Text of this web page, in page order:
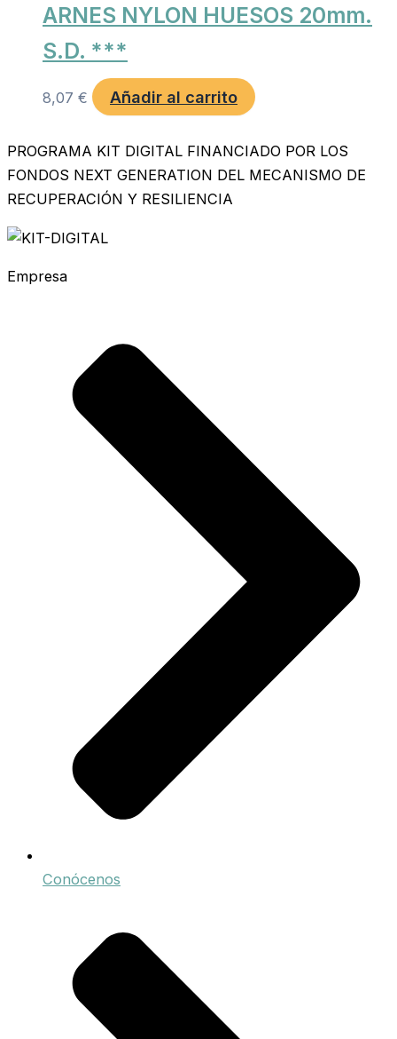
ARNES NYLON HUESOS 20mm.
S.D. ***
8,07 € Añadir al carrito
PROGRAMA KIT DIGITAL FINANCIADO POR LOS
FONDOS NEXT GENERATION DEL MECANISMO DE
RECUPERACIÓN Y RESILIENCIA
Empresa
Conócenos